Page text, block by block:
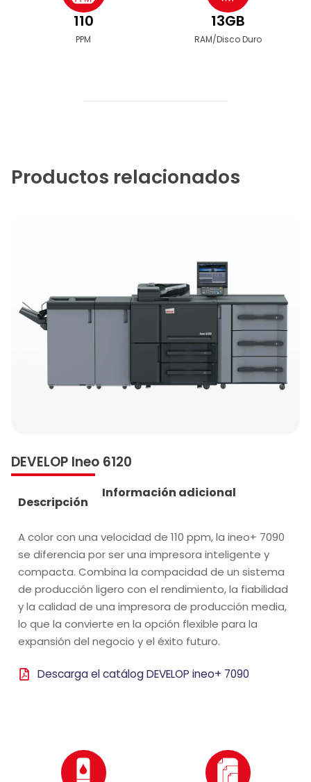
110
PPM
13GB
RAM/Disco Duro
Productos relacionados
DEVELOP Ineo 6120
Descripción
Información adicional
A color con una velocidad de 110 ppm, la ineo+ 7090
se diferencia por ser una impresora inteligente y
compacta. Combina la compacidad de un sistema
de producción ligero con el rendimiento, la fiabilidad
y la calidad de una impresora de producción media,
lo que la convierte en la opción flexible para la
expansión del negocio y el éxito futuro.
Descarga el catálog DEVELOP ineo+ 7090